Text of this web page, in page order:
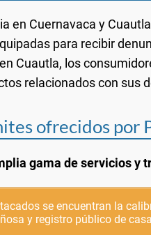
en Cuernavaca y
para recibir
Cuautla, los
relacionados con sus
ofrecidos por
gama de servicios y
se encuentran la
y registro público de